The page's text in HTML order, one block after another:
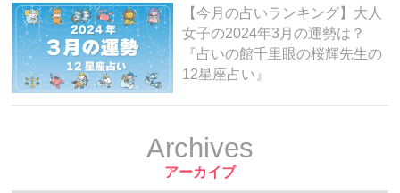
【今月の占いランキング】大人
女子の2024年3月の運勢は？
『占いの館千里眼の桜輝先生の
12星座占い』
Archives
アーカイブ